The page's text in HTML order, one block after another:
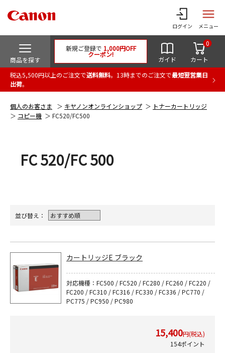
ログイン メニュー
商品を探す
新規ご登録で 1,000円OFF
クーポン!
ガイド カート
0
税込5,500円以上のご注文で送料無料。13時までのご注文で最短翌営業日
出荷。
個人のお客さま キヤノンオンラインショップ
トナーカートリッジ
コピー機
FC520/FC500
FC 520/FC 500
並び替え：
カートリッジE ブラック
対応機種：FC500 / FC520 / FC280 / FC260 / FC220 /
FC200 / FC310 / FC316 / FC330 / FC336 / PC770 /
PC775 / PC950 / PC980
15,400円(税込)
154ポイント